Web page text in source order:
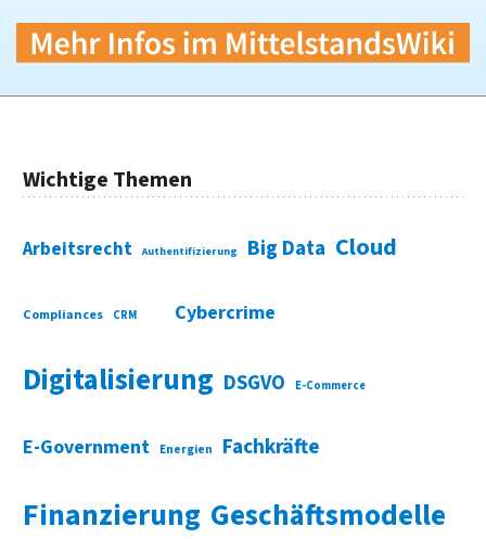
Wichtige Themen
Arbeitsrecht Authentifizierung Big Data Cloud
Compliances CRM Cybercrime
Digitalisierung DSGVO E-Commerce
E-Government Energien Fachkräfte
Finanzierung Geschäftsmodelle